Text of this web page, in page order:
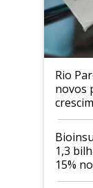
Rio
novos
1,3
15%
de